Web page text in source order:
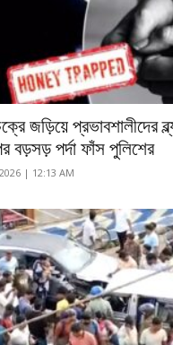
জড়িয়ে প্রভাবশালীদের
বড়সড় পর্দা ফাঁস পুলিশের
| 12:13 AM